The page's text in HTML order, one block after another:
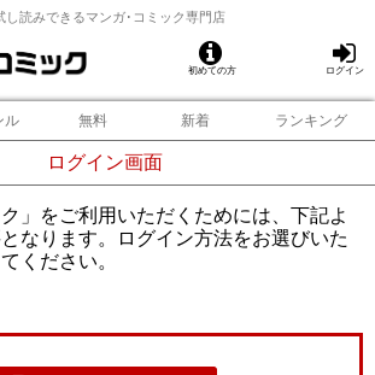
し読みできるマンガ･コミック専門店
初めての方 ログイン
ル 無料 新着 ランキング
ログイン画面
ク」をご利用いただくためには、下記よ
なります。ログイン方法をお選びいた
ください。